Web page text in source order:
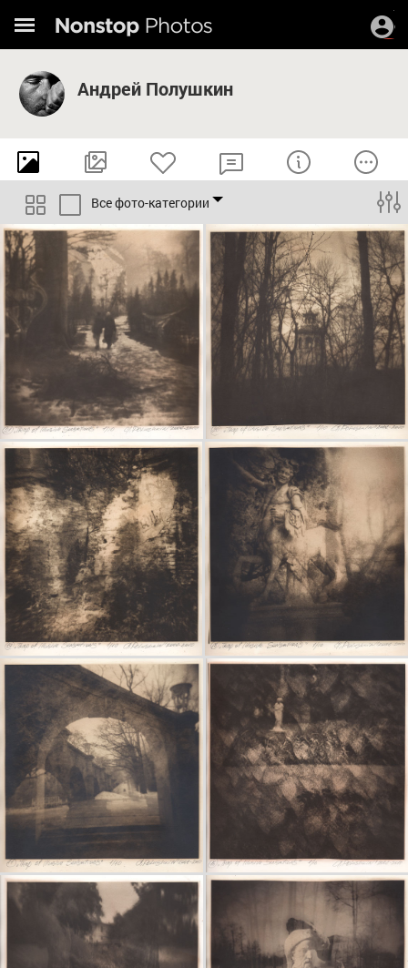
Андрей Полушкин
Все фото-категории